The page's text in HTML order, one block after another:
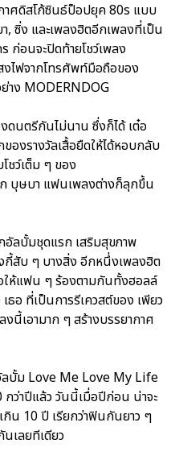
าศดิสโก้ซินธ์ป็อปยุค 80s แบบ
, ซิ่ง และเพลงฮิตอีกเพลงที่เป็น
ก่อนจะปิดท้ายโชว์เพลง
ไฟจากโทรศัพท์มือถือของ
าง MODERNDOG
ดนตรีกันไม่นาน ซึ่งก็ได้ เต๋อ
องรางวัลเสื้อยืดให้ได้หอบกลับ
ชว์เต็ม ๆ ของ
บุษบา แฟนเพลงต่างก็ลุกขึ้น
อัลบั้มชุดแรก เสริมสุขภาพ
กี้สับ ๆ บางสิ่ง อีกหนึ่งเพลงฮิต
ให้แฟน ๆ ร้องตามกันทั้งฮอลล์
อ ที่เป็นการรีเควสต์ของ เพียว
งนี้เอามาก ๆ สร้างบรรยากาศ
บั้ม Love Me Love My Life
ว่าปีแล้ว วันนี้เมื่อปีก่อน น่าจะ
น 10 ปี เรียกว่าฟินกันยาว ๆ
เลยทีเดียว